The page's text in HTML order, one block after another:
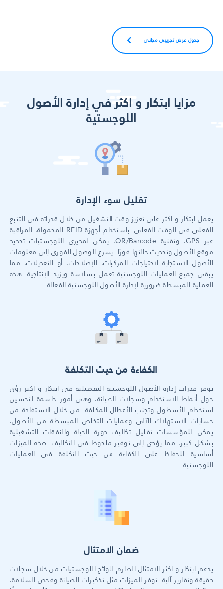
جدول عرض تجريبي مجاني
مزايا ابتكار و اكثر في إدارة الأصول
اللوجستية
تقليل سوء الإدارة
يعمل ابتكار و اكثر على تعزيز وقت التشغيل من خلال قدراته في التتبع
الفعلي في الوقت الفعلي. باستخدام أجهزة RFID المحمولة، المراقبة
عبر GPS، وتقنية QR/Barcode، يمكن لمديري اللوجستيات تحديد
موقع الأصول وتحديث حالتها فورًا. يسرع الوصول الفوري إلى معلومات
الأصول الاستجابة لاحتياجات المركبات، الإصلاحات، أو التعديلات، مما
يبقي جميع العمليات اللوجستية تعمل بسلاسة ويزيد الإنتاجية. هذه
العملية المبسطة ضرورية لإدارة الأصول اللوجستية الفعالة.
الكفاءة من حيث التكلفة
توفر قدرات إدارة الأصول اللوجستية التفصيلية في ابتكار و اكثر رؤى
حول أنماط الاستخدام وسجلات الصيانة، وهي أمور حاسمة لتحسين
استخدام الأسطول وتجنب الأعطال المكلفة. من خلال الاستفادة من
حسابات الاستهلاك الآلي وعمليات التخلص المبسطة من الأصول،
يمكن للمؤسسات تقليل تكاليف دورة الحياة والنفقات التشغيلية
بشكل كبير، مما يؤدي إلى توفير ملحوظ في التكاليف. هذه الميزات
أساسية للحفاظ على الكفاءة من حيث التكلفة في العمليات
اللوجستية.
ضمان الامتثال
يدعم ابتكار و اكثر الامتثال الصارم للوائح اللوجستيات من خلال سجلات
دقيقة وتقارير آلية. توفر الميزات مثل تذكيرات الصيانة وفحص السلامة،